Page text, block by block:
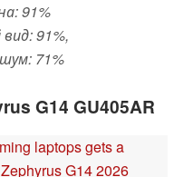
91%
91%,
71%
G14 GU405AR
laptops gets a
G14 2026